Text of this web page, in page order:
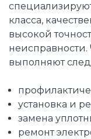
класса,
высокой
выполняют
установка и
замена
ремонт